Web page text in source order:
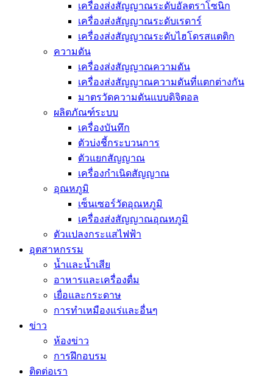
เครื่องส่งสัญญาณระดับอัลตราโซนิก
เครื่องส่งสัญญาณระดับเรดาร์
เครื่องส่งสัญญาณระดับไฮโดรสแตติก
ความดัน
เครื่องส่งสัญญาณความดัน
เครื่องส่งสัญญาณความดันที่แตกต่างกัน
มาตรวัดความดันแบบดิจิตอล
ผลิตภัณฑ์ระบบ
เครื่องบันทึก
ตัวบ่งชี้กระบวนการ
ตัวแยกสัญญาณ
เครื่องกำเนิดสัญญาณ
อุณหภูมิ
เซ็นเซอร์วัดอุณหภูมิ
เครื่องส่งสัญญาณอุณหภูมิ
ตัวแปลงกระแสไฟฟ้า
อุตสาหกรรม
น้ำและน้ำเสีย
อาหารและเครื่องดื่ม
เยื่อและกระดาษ
การทำเหมืองแร่และอื่นๆ
ข่าว
ห้องข่าว
การฝึกอบรม
ติดต่อเรา